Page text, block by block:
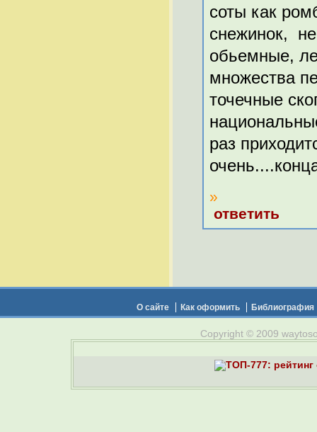
соты как
снежинок,
обьемные,
множества
точечные
раз
»
ответить
О сайте Как оформить Библиография
Copyright © 2009